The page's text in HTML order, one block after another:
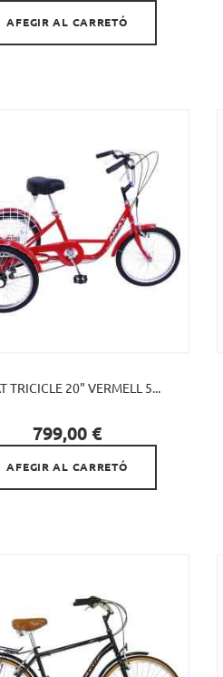
AFEGIR AL CARRETÓ
TRICICLE 20" VERMELL 5...
Preu
799,00 €

AFEGIR AL CARRETÓ